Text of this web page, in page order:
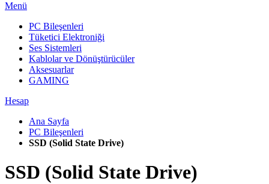
Menü
PC Bileşenleri
Tüketici Elektroniği
Ses Sistemleri
Kablolar ve Dönüştürücüler
Aksesuarlar
GAMING
Hesap
Ana Sayfa
PC Bileşenleri
SSD (Solid State Drive)
SSD (Solid State Drive)